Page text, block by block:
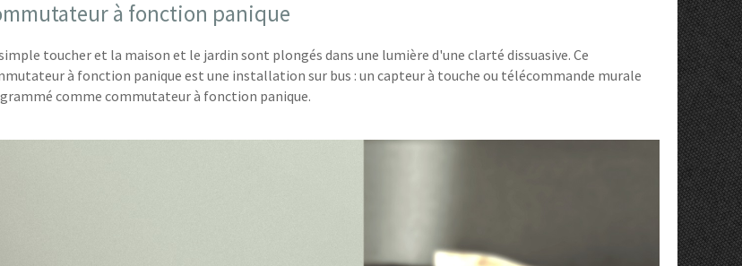
à fonction panique
toucher et la maison et le jardin sont plongés dans une lumière d'une clarté dissuasive. Ce
à fonction panique est une installation sur bus : un capteur à touche ou télécommande murale
comme commutateur à fonction panique.